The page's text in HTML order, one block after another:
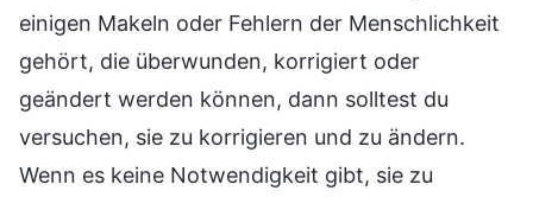
einigen Makeln oder Fehlern der Menschlichkeit
gehört, die überwunden, korrigiert oder
geändert werden können, dann solltest du
versuchen, sie zu korrigieren und zu ändern.
Wenn es keine Notwendigkeit gibt, sie zu